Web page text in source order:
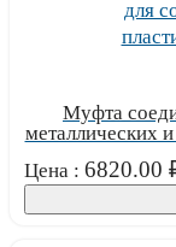
Муфта
металлических
Цена : 6820.00